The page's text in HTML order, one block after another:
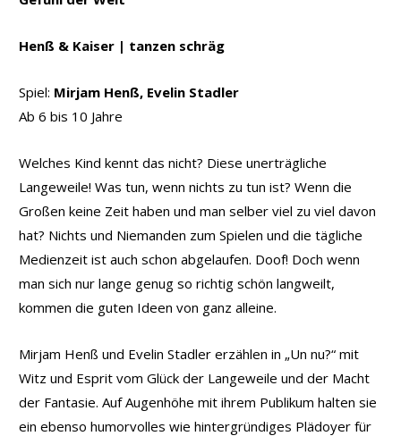
Henß & Kaiser | tanzen schräg
Spiel: Mirjam Henß, Evelin Stadler
Ab 6 bis 10 Jahre
Welches Kind kennt das nicht? Diese unerträgliche
Langeweile! Was tun, wenn nichts zu tun ist? Wenn die
Großen keine Zeit haben und man selber viel zu viel davon
hat? Nichts und Niemanden zum Spielen und die tägliche
Medienzeit ist auch schon abgelaufen. Doof! Doch wenn
man sich nur lange genug so richtig schön langweilt,
kommen die guten Ideen von ganz alleine.
Mirjam Henß und Evelin Stadler erzählen in „Un nu?“ mit
Witz und Esprit vom Glück der Langeweile und der Macht
der Fantasie. Auf Augenhöhe mit ihrem Publikum halten sie
ein ebenso humorvolles wie hintergründiges Plädoyer für